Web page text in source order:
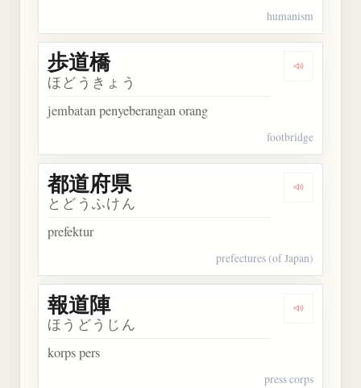
humanism
Dengarkan
歩道橋
ほどうきょう
jembatan penyeberangan orang
footbridge
Dengarkan
都道府県
とどうふけん
prefektur
prefectures (of Japan)
Dengarkan
報道陣
ほうどうじん
korps pers
press corps